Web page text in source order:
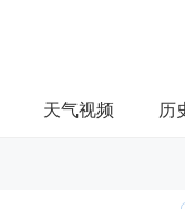
天气视频 历